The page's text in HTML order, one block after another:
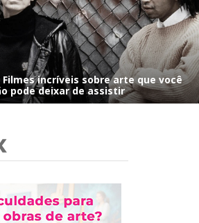
Filmes incríveis sobre arte que você
pode deixar de assistir